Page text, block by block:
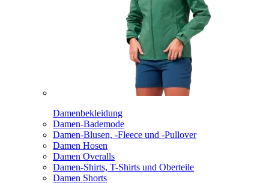
Damenbekleidung
Damen-Bademode
Damen-Blusen, -Fleece und -Pullover
Damen Hosen
Damen Overalls
Damen-Shirts, T-Shirts und Oberteile
Damen Shorts